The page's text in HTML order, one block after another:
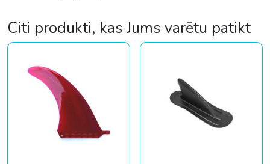
Citi produkti, kas Jums varētu patikt